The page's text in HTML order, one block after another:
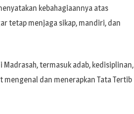
kebahagiaannya atas
tetap menjaga sikap, mandiri, dan
Madrasah, termasuk adab, kedisiplinan,
mengenal dan menerapkan Tata Tertib